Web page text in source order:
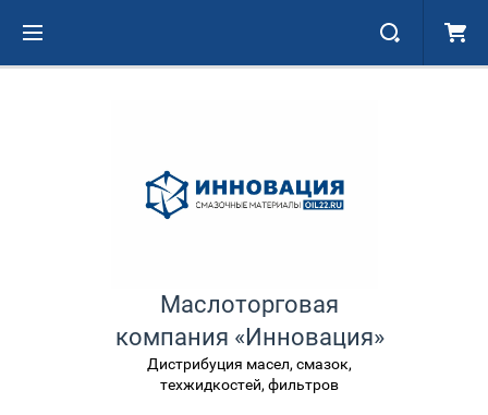
Маслоторговая
компания «Инновация»
Дистрибуция масел, смазок,
техжидкостей, фильтров